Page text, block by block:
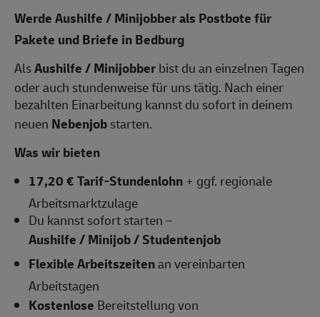
Werde Aushilfe / Minijobber als Postbote für
Pakete und Briefe in Bedburg
AlsAushilfe / Minijobberbist du an einzelnen Tagen
oder auch stundenweise für uns tätig. Nach einer
bezahlten Einarbeitung kannst du sofort in deinem
neuen Nebenjobstarten.
Was wir bieten
17,20 € Tarif-Stundenlohn+ ggf. regionale
Arbeitsmarktzulage
Du kannst sofort starten –
Aushilfe / Minijob / Studentenjob
Flexible Arbeitszeitenan vereinbarten
Arbeitstagen
Kostenlose Bereitstellung von